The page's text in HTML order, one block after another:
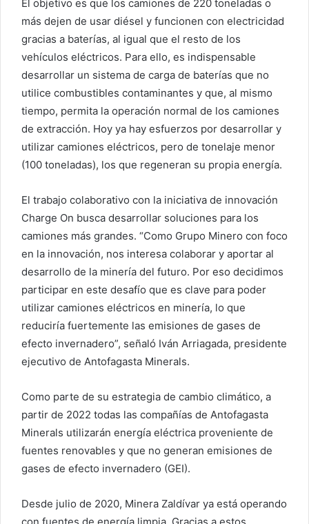
El objetivo es que los camiones de 220 toneladas o
más dejen de usar diésel y funcionen con electricidad
gracias a baterías, al igual que el resto de los
vehículos eléctricos. Para ello, es indispensable
desarrollar un sistema de carga de baterías que no
utilice combustibles contaminantes y que, al mismo
tiempo, permita la operación normal de los camiones
de extracción. Hoy ya hay esfuerzos por desarrollar y
utilizar camiones eléctricos, pero de tonelaje menor
(100 toneladas), los que regeneran su propia energía.
El trabajo colaborativo con la iniciativa de innovación
Charge On busca desarrollar soluciones para los
camiones más grandes. “Como Grupo Minero con foco
en la innovación, nos interesa colaborar y aportar al
desarrollo de la minería del futuro. Por eso decidimos
participar en este desafío que es clave para poder
utilizar camiones eléctricos en minería, lo que
reduciría fuertemente las emisiones de gases de
efecto invernadero”, señaló Iván Arriagada, presidente
ejecutivo de Antofagasta Minerals.
Como parte de su estrategia de cambio climático, a
partir de 2022 todas las compañías de Antofagasta
Minerals utilizarán energía eléctrica proveniente de
fuentes renovables y que no generan emisiones de
gases de efecto invernadero (GEI).
Desde julio de 2020, Minera Zaldívar ya está operando